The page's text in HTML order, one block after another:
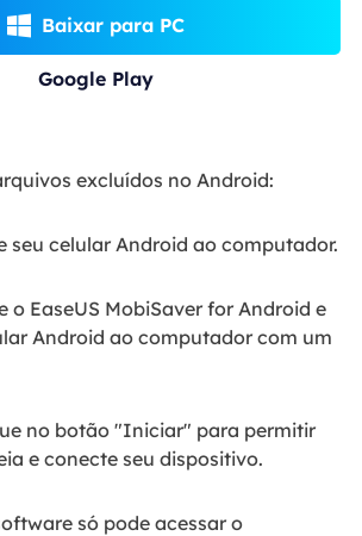
 Baixar para PC
Google Play
excluídos no Android:
seu celular Android ao computador.
o EaseUS MobiSaver for Android e
Android ao computador com um
no botão "Iniciar" para permitir
e conecte seu dispositivo.
só pode acessar o